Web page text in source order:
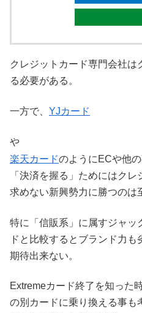
クレジットカード専門会社
る必要がある。
一方で、 YJカード
や
楽天カードのようにECや他
「決済を握る」ためにはク
求めない新興勢力に勝つのは
特に「信販系」に属すジャッ
ドと比較するとブランド力
期待出来ない。
Extremeカード終了を知った
の別カードに乗り換える事も